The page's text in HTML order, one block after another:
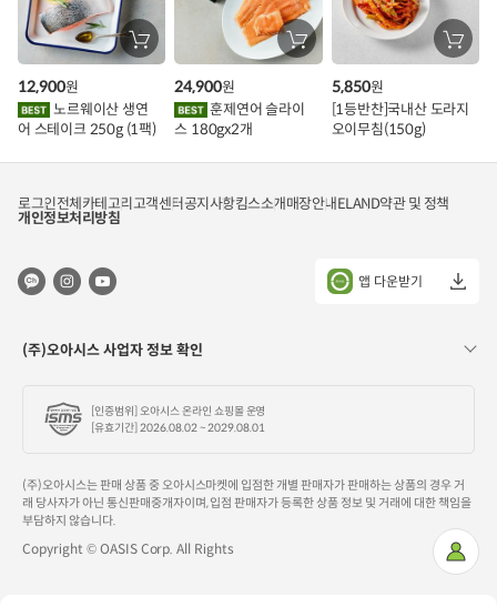
마
이
장
바
에
담
기
노르웨이산 생연
어 스테이크 250g (1팩)
12,900원
장
바
에
담
훈제연어 슬라이
스 180gx2개
24,900원
장
바
에
담
[1등반찬]국내산 도라지
오이무침(150g)
5,850원
로그인전체카테고리고객센터공지사항킴스소개매장안내ELAND약관 및 정책
개인정보처리방침
앱 다운받기
(주)오아시스 사업자 정보 확인
[인증범위] 오아시스 온라인 쇼핑몰 운영
[유효기간] 2026.08.02 ~ 2029.08.01
(주)오아시스는 판매 상품 중 오아시스마켓에 입점한 개별 판매자가 판매하는 상품의 경우 거
래 당사자가 아닌 통신판매중개자이며, 입점 판매자가 등록한 상품 정보 및 거래에 대한 책임을
부담하지 않습니다.
Copyright © OASIS Corp. All Rights